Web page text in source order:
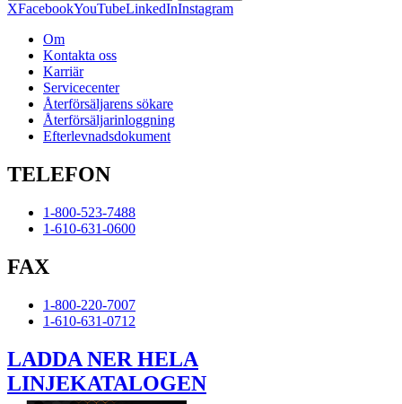
XFacebookYouTubeLinkedInInstagram
Om
Kontakta oss
Karriär
Servicecenter
Återförsäljarens sökare
Återförsäljarinloggning
Efterlevnadsdokument
TELEFON
1-800-523-7488
1-610-631-0600
FAX
1-800-220-7007
1-610-631-0712
LADDA NER HELA
LINJEKATALOGEN